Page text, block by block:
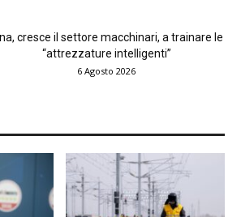
cresce il settore macchinari, a trainare le
“attrezzature intelligenti”
6 Agosto 2026